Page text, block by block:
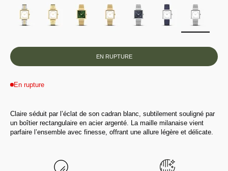
EN RUPTURE
En rupture
Claire séduit par l’éclat de son cadran blanc, subtilement souligné par
un boîtier rectangulaire en acier argenté. La maille milanaise vient
parfaire l’ensemble avec finesse, offrant une allure légère et délicate.